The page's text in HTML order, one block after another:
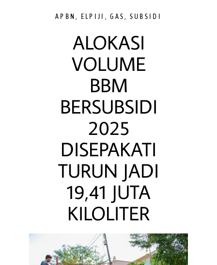
APBN ELPIJI ,GAS SUBSIDI
ALOKASI
VOLUME
BBM
BERSUBSIDI
2025
DISEPAKATI
TURUN JADI
19,41 JUTA
KILOLITER